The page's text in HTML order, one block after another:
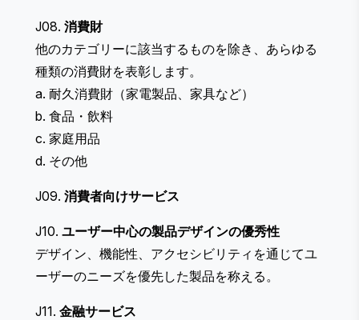
J08. 消費財
他のカテゴリーに該当するものを除き、あらゆる
種類の消費財を表彰します。
a. 耐久消費財（家電製品、家具など）
b. 食品・飲料
c. 家庭用品
d. その他
J09. 消費者向けサービス
J10. ユーザー中心の製品デザインの優秀性
デザイン、機能性、アクセシビリティを通じてユ
ーザーのニーズを優先した製品を称える。
J11. 金融サービス